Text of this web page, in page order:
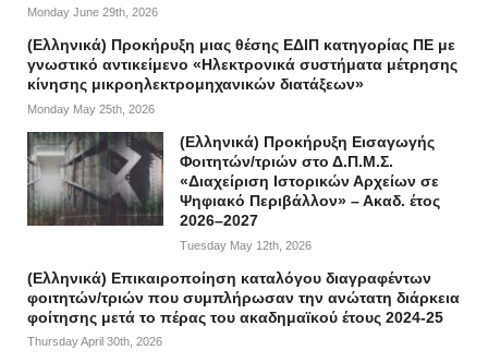
Monday June 29th, 2026
(Ελληνικά) Προκήρυξη μιας θέσης ΕΔΙΠ κατηγορίας ΠΕ με
γνωστικό αντικείμενο «Ηλεκτρονικά συστήματα μέτρησης
κίνησης μικροηλεκτρομηχανικών διατάξεων»
Monday May 25th, 2026
(Ελληνικά) Προκήρυξη Εισαγωγής
Φοιτητών/τριών στο Δ.Π.Μ.Σ.
«Διαχείριση Ιστορικών Αρχείων σε
Ψηφιακό Περιβάλλον» – Ακαδ. έτος
2026–2027
Tuesday May 12th, 2026
(Ελληνικά) Επικαιροποίηση καταλόγου διαγραφέντων
φοιτητών/τριών που συμπλήρωσαν την ανώτατη διάρκεια
φοίτησης μετά το πέρας του ακαδημαϊκού έτους 2024-25
Thursday April 30th, 2026